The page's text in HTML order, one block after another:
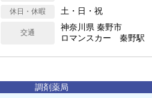
休日・休暇 土・日・祝
交通
神奈川県 秦野市
ロマンスカー 秦野駅
調剤薬局